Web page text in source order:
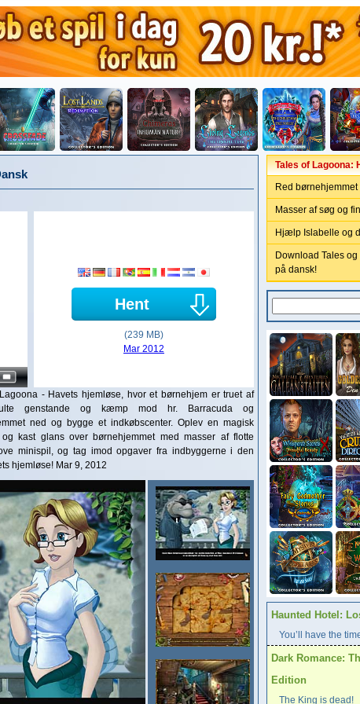
Hent
(239 MB)
Mar 2012
- Havets hjemløse, hvor et børnehjem er truet af
genstande og kæmp mod hr. Barracuda og
ned og bygge et indkøbscenter. Oplev en magisk
kast glans over børnehjemmet med masser af flotte
minispil, og tag imod opgaver fra indbyggerne i den
hjemløse! Mar 9, 2012
Tales of Lagoona:
Red
Masser af søg og
Hjælp Islabelle og
Download Tales
på dansk!
Haunted Hotel:
You’ll have the
Dark Romance:
Edition
The King is dead!